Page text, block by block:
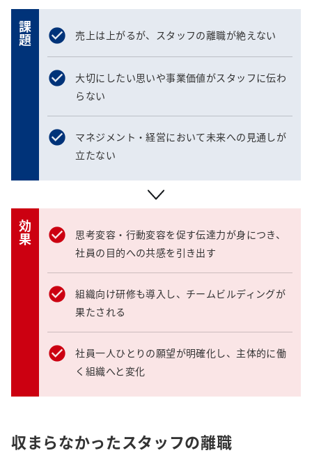
課題 売上は上がるが、スタッフの離職が絶えない
大切にしたい思いや事業価値がスタッフに伝わ
らない
マネジメント・経営において未来への見通しが
立たない
効果
思考変容・行動変容を促す伝達力が身につき、
社員の目的への共感を引き出す
組織向け研修も導入し、チームビルディングが
果たされる
社員一人ひとりの願望が明確化し、主体的に働
く組織へと変化
収まらなかったスタッフの離職